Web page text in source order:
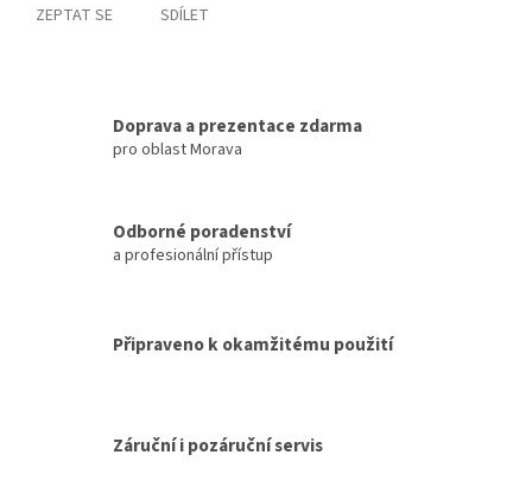
ZEPTAT SE SDÍLET
Doprava a prezentace zdarma
pro oblast Morava
Odborné poradenství
a profesionální přístup
Připraveno k okamžitému použití
Záruční i pozáruční servis